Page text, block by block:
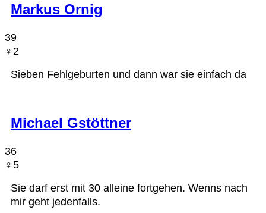
Markus Ornig
39
♀︎2
Sieben Fehlgeburten und dann war sie einfach da
Michael Gstöttner
36
♀︎5
Sie darf erst mit 30 alleine fortgehen. Wenns nach
mir geht jedenfalls.